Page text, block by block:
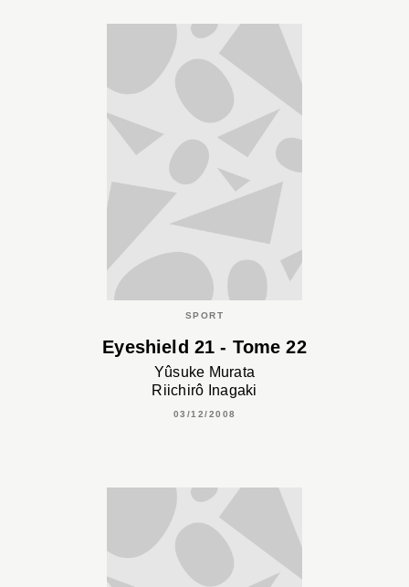
SPORT
Eyeshield 21 - Tome 22
Yûsuke Murata
Riichirô Inagaki
03/12/2008